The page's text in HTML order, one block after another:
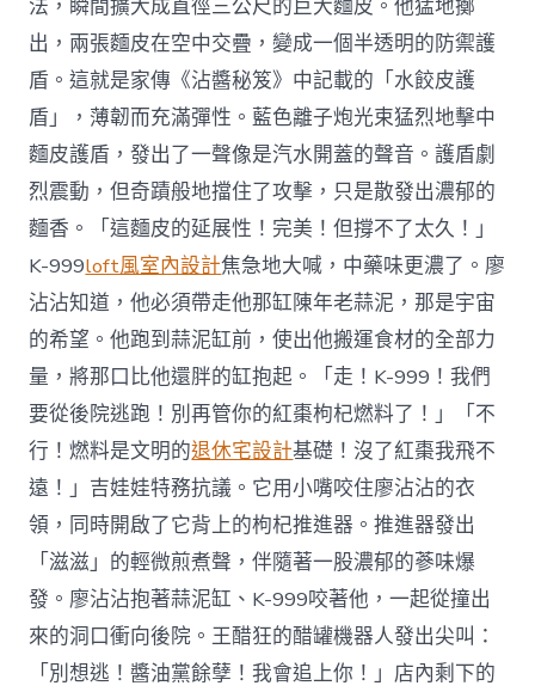
法，瞬間擴大成直徑三公尺的巨大麵皮。他猛地擲
出，兩張麵皮在空中交疊，變成一個半透明的防禦護
盾。這就是家傳《沾醬秘笈》中記載的「水餃皮護
盾」，薄韌而充滿彈性。藍色離子炮光束猛烈地擊中
麵皮護盾，發出了一聲像是汽水開蓋的聲音。護盾劇
烈震動，但奇蹟般地擋住了攻擊，只是散發出濃郁的
麵香。「這麵皮的延展性！完美！但撐不了太久！」
K-999loft風室內設計焦急地大喊，中藥味更濃了。廖
沾沾知道，他必須帶走他那缸陳年老蒜泥，那是宇宙
的希望。他跑到蒜泥缸前，使出他搬運食材的全部力
量，將那口比他還胖的缸抱起。「走！K-999！我們
要從後院逃跑！別再管你的紅棗枸杞燃料了！」「不
行！燃料是文明的退休宅設計基礎！沒了紅棗我飛不
遠！」吉娃娃特務抗議。它用小嘴咬住廖沾沾的衣
領，同時開啟了它背上的枸杞推進器。推進器發出
「滋滋」的輕微煎煮聲，伴隨著一股濃郁的蔘味爆
發。廖沾沾抱著蒜泥缸、K-999咬著他，一起從撞出
來的洞口衝向後院。王醋狂的醋罐機器人發出尖叫：
「別想逃！醬油黨餘孽！我會追上你！」店內剩下的